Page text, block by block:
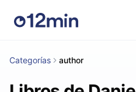
Categorías author